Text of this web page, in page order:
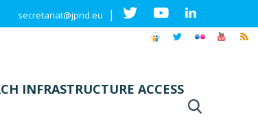
secretariat@jpnd.eu |
INFRASTRUCTURE ACCESS